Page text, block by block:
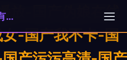
放-国产伪娘在线
-国产我不卡-国
北京善華欣元科技有限公司